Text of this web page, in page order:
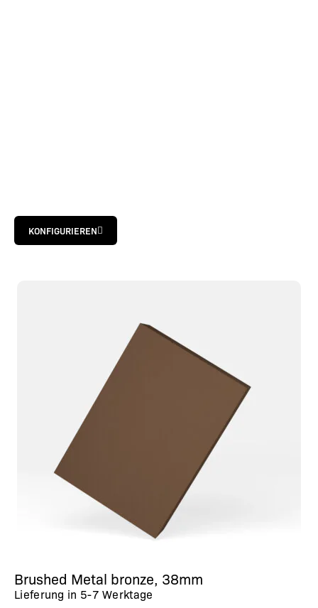
KONFIGURIEREN
Brushed Metal bronze, 38mm
Lieferung in 5-7 Werktage